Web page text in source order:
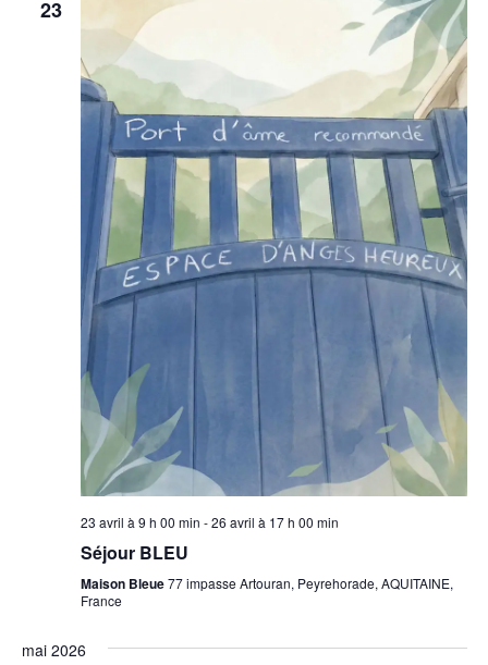
23
23 avril à 9 h 00 min -26 avril à 17 h 00 min
Séjour BLEU
Maison Bleue77 impasse Artouran, Peyrehorade, AQUITAINE,
France
mai 2026